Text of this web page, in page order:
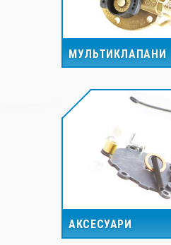
МУЛЬТИКЛАПАНИ
АКСЕСУАРИ